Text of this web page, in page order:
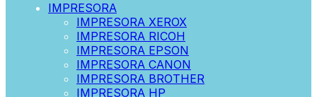
IMPRESORA
IMPRESORA XEROX
IMPRESORA RICOH
IMPRESORA EPSON
IMPRESORA CANON
IMPRESORA BROTHER
IMPRESORA HP